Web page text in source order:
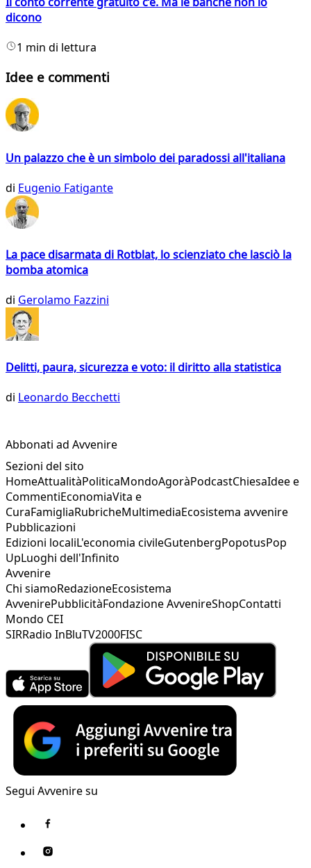
dicono
1 min di lettura
Idee e commenti
Un palazzo che è un simbolo dei paradossi all'italiana
di Eugenio Fatigante
La pace disarmata di Rotblat, lo scienziato che lasciò la
bomba atomica
di Gerolamo Fazzini
Delitti, paura, sicurezza e voto: il diritto alla statistica
di Leonardo Becchetti
Abbonati ad Avvenire
Sezioni del sito
HomeAttualitàPoliticaMondoAgoràPodcastChiesaIdee e
CommentiEconomiaVita e
CuraFamigliaRubricheMultimediaEcosistema avvenire
Pubblicazioni
Edizioni localiL'economia civileGutenbergPopotusPop
UpLuoghi dell'Infinito
Avvenire
Chi siamoRedazioneEcosistema
AvvenirePubblicitàFondazione AvvenireShopContatti
Mondo CEI
SIRRadio InBluTV2000FISC
Segui Avvenire su